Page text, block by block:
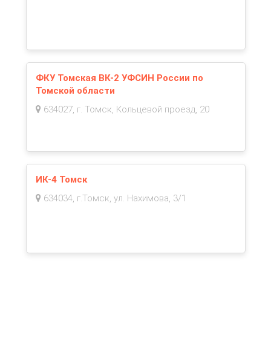
ФКУ Томская ВК-2 УФСИН России по
Томской области
634027, г. Томск, Кольцевой проезд, 20
ИК-4 Томск
634034, г.Томск, ул. Нахимова, 3/1